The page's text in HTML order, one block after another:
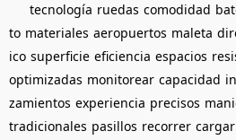
tecnología ruedas comodidad
to materiales aeropuertos maleta
ico superficie eficiencia espacios
optimizadas monitorear capacidad
zamientos experiencia precisos
tradicionales pasillos recorrer cargar